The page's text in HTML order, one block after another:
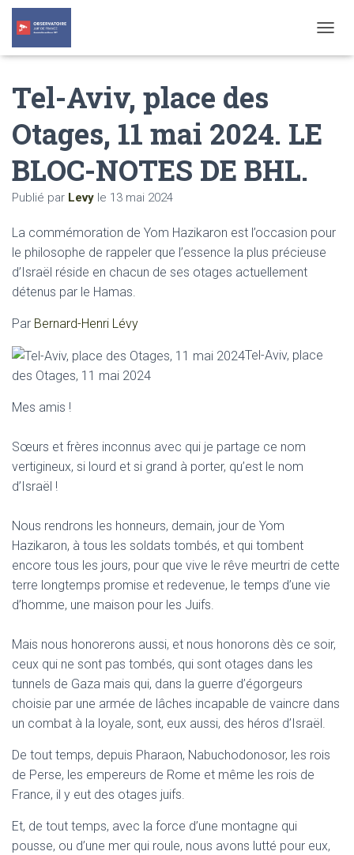
O
I
O
Tel-Aviv, place des
Otages, 11 mai 2024. LE
BLOC-NOTES DE BHL.
Publié par Levy le 13 mai 2024
La commémoration de Yom Hazikaron est l’occasion pour
le philosophe de rappeler que l’essence la plus précieuse
d’Israël réside en chacun de ses otages actuellement
détenus par le Hamas.
Par Bernard-Henri Lévy
Tel-Aviv, place
des Otages, 11 mai 2024
Mes amis !
Sœurs et frères inconnus avec qui je partage ce nom
vertigineux, si lourd et si grand à porter, qu’est le nom
d’Israël !
Nous rendrons les honneurs, demain, jour de Yom
Hazikaron, à tous les soldats tombés, et qui tombent
encore tous les jours, pour que vive le rêve meurtri de cette
terre longtemps promise et redevenue, le temps d’une vie
d’homme, une maison pour les Juifs.
Mais nous honorerons aussi, et nous honorons dès ce soir,
ceux qui ne sont pas tombés, qui sont otages dans les
tunnels de Gaza mais qui, dans la guerre d’égorgeurs
choisie par une armée de lâches incapable de vaincre dans
un combat à la loyale, sont, eux aussi, des héros d’Israël.
De tout temps, depuis Pharaon, Nabuchodonosor, les rois
de Perse, les empereurs de Rome et même les rois de
France, il y eut des otages juifs.
Et, de tout temps, avec la force d’une montagne qui
pousse, ou d’une mer qui roule, nous avons lutté pour eux,